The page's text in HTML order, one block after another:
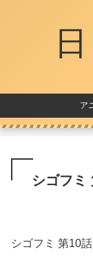
ア
シゴフミ
シゴフミ 第10